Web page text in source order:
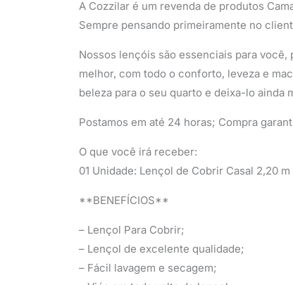
A Cozzilar é um revenda de produtos
Sempre pensando primeiramente no
Nossos lençóis são essenciais para
melhor, com todo o conforto, leveza e
beleza para o seu quarto e deixa-lo ainda
Postamos em até 24 horas; Compra
O que você irá receber:
01 Unidade: Lençol de Cobrir Casal 2,20 m
**BENEFÍCIOS**
– Lençol Para Cobrir;
– Lençol de excelente qualidade;
– Fácil lavagem e secagem;